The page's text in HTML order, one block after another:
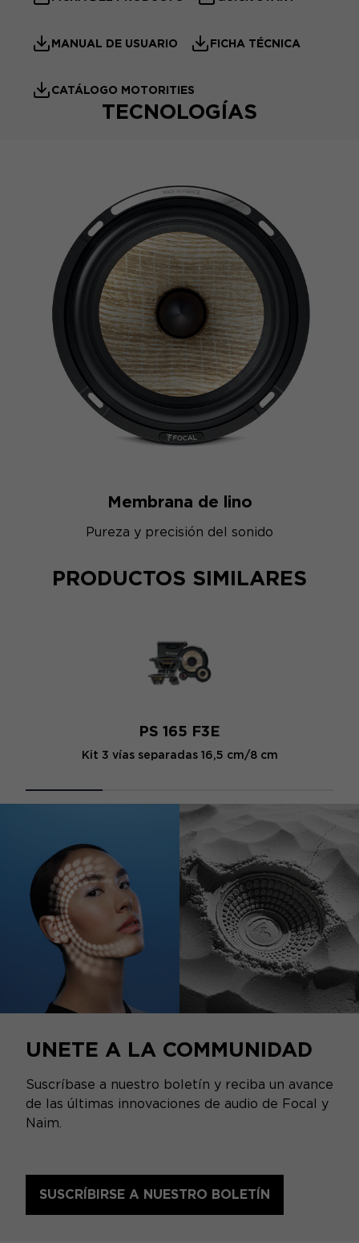
MANUAL DE USUARIO FICHA TÉCNICA
CATÁLOGO MOTORITIES
TECNOLOGÍAS
Membrana de lino
Pureza y precisión del sonido
PRODUCTOS SIMILARES
PS 165 F3E
Kit 3 vías separadas 16,5 cm/8 cm
UNETE A LA COMMUNIDAD
Suscríbase a nuestro boletín y reciba un avance
de las últimas innovaciones de audio de Focal y
Naim.
SUSCRÍBIRSE A NUESTRO BOLETÍN